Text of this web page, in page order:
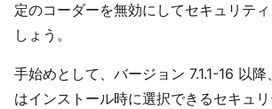
定のコーダーを無効にしてセキュリテ
しょう。
手始めとして、バージョン 7.1.1-16 以
はインストール時に選択できるセキュ